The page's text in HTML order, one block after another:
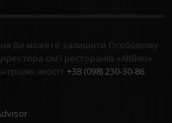
Ви можете залишити Особовому
сім'ї ресторанів «AltBier»
якості: +38 (098) 230-30-86